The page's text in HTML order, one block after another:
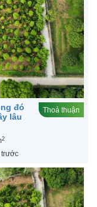
đó
lâu
Thoả thuận
2
trước